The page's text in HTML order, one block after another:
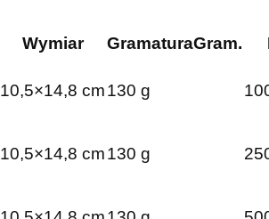
Wymiar GramaturaGram.
10,5×14,8 cm130 g
10,5×14,8 cm130 g